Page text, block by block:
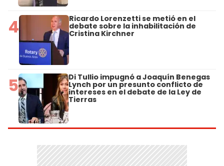
4 Ricardo Lorenzetti se metió en el
debate sobre la inhabilitación de
Cristina Kirchner
5 Di Tullio impugnó a Joaquín Benegas
Lynch por un presunto conflicto de
intereses en el debate de la Ley de
Tierras